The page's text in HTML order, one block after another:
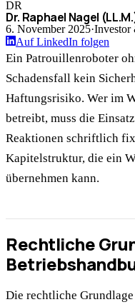
DR
Dr. Raphael Nagel
6. November 2025·Investor
Auf LinkedIn folgen
Ein Patrouillenroboter
Schadensfall kein
Haftungsrisiko. Wer im
betreibt, muss die
Reaktionen schriftlich
Kapitelstruktur, die ein
übernehmen kann.
Rechtliche
Die rechtliche